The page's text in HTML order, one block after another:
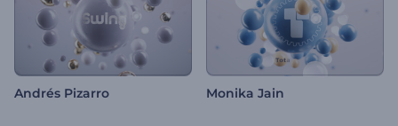
Andrés Pizarro Monika Jain